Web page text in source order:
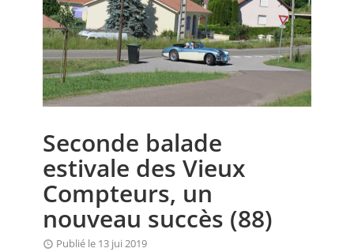
EVÈNEMENTS
CALENDRIER
FOCUS
ANNUAIRES
PETITES ANNONCES
Seconde balade
estivale des Vieux
Compteurs, un
nouveau succès (88)
Publié le 13 jui 2019